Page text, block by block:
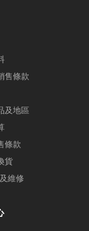
售條款
及地區
條款
貨
維修